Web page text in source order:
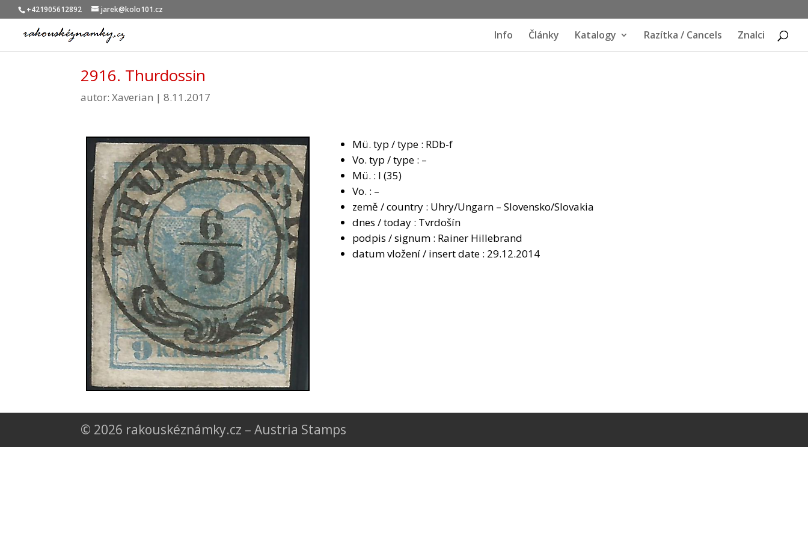
+421905612892 jarek@kolo101.cz
Info Články Katalogy Razítka / Cancels Znalci
2916. Thurdossin
autor:Xaverian |8.11.2017
Mü. typ / type : RDb-f
Vo. typ / type : –
Mü. : I (35)
Vo. : –
země / country : Uhry/Ungarn – Slovensko/Slovakia
dnes / today : Tvrdošín
podpis / signum : Rainer Hillebrand
datum vložení / insert date : 29.12.2014
© 2026 rakouskéznámky.cz – Austria Stamps